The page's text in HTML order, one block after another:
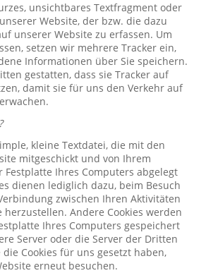
unsichtbares Textfragment oder
Website, der bzw. die dazu
unserer Website zu erfassen. Um
setzen wir mehrere Tracker ein,
Informationen über Sie speichern.
gestatten, dass sie Tracker auf
damit sie für uns den Verkehr auf
kleine Textdatei, die mit den
mitgeschickt und von Ihrem
Festplatte Ihres Computers abgelegt
dienen lediglich dazu, beim Besuch
zwischen Ihren Aktivitäten
Andere Cookies werden
Ihres Computers gespeichert
Server oder die Server der Dritten
Cookies für uns gesetzt haben,
erneut besuchen.